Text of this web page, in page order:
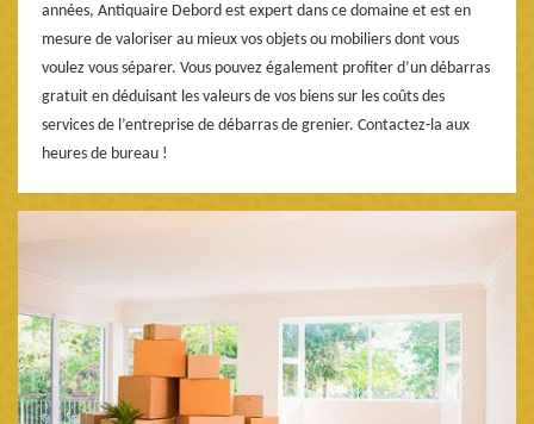
années, Antiquaire Debord est expert dans ce domaine et est en
mesure de valoriser au mieux vos objets ou mobiliers dont vous
voulez vous séparer. Vous pouvez également profiter d’un débarras
gratuit en déduisant les valeurs de vos biens sur les coûts des
services de l’entreprise de débarras de grenier. Contactez-la aux
heures de bureau !